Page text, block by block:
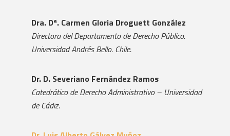
Dra. Dª. Carmen Gloria Droguett González
Directora del Departamento de Derecho Público.
Universidad Andrés Bello. Chile.
Dr. D. Severiano Fernández Ramos
Catedrático de Derecho Administrativo – Universidad
de Cádiz.